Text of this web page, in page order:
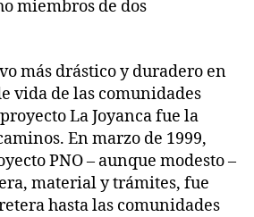
miembros de dos
más drástico y duradero en
vida de las comunidades
La Joyanca fue la
En marzo de 1999,
PNO – aunque modesto –
material y trámites, fue
hasta las comunidades